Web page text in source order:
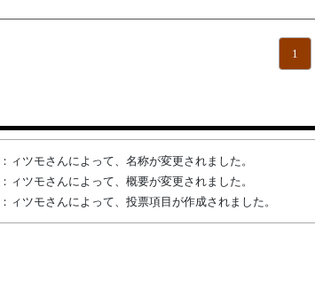
1
ィツモさんによって、名称が変更されました。
ィツモさんによって、概要が変更されました。
ィツモさんによって、投票項目が作成されました。